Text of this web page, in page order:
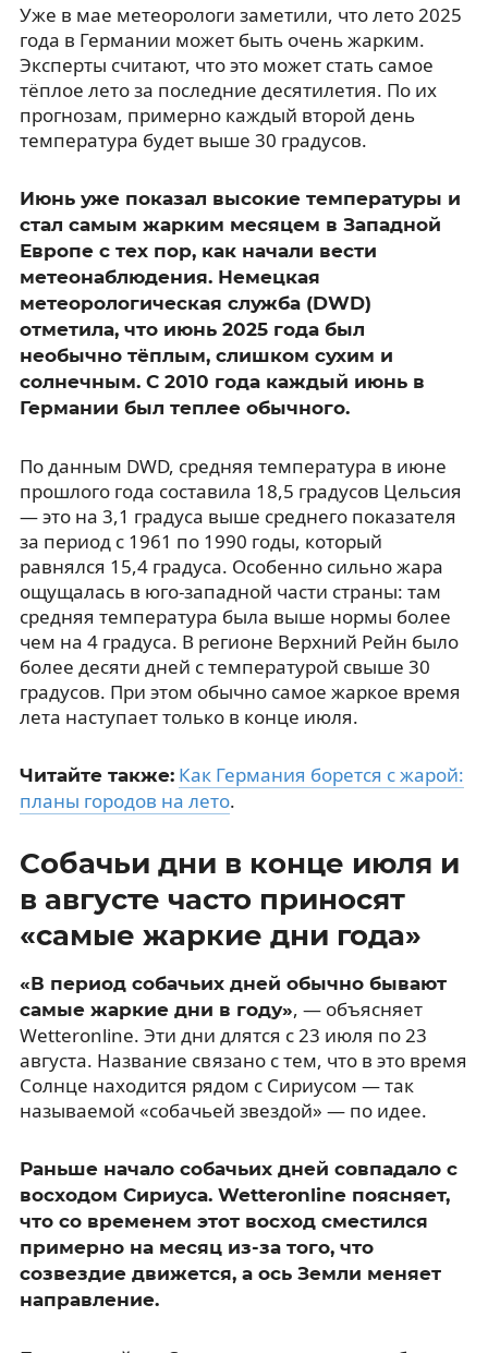
Уже в мае метеорологи заметили, что лето 2025
года в Германии может быть очень жарким.
Эксперты считают, что это может стать самое
тёплое лето за последние десятилетия. По их
прогнозам, примерно каждый второй день
температура будет выше 30 градусов.
Июнь уже показал высокие температуры и
стал самым жарким месяцем в Западной
Европе с тех пор, как начали вести
метеонаблюдения. Немецкая
метеорологическая служба (DWD)
отметила, что июнь 2025 года был
необычно тёплым, слишком сухим и
солнечным. С 2010 года каждый июнь в
Германии был теплее обычного.
По данным DWD, средняя температура в июне
прошлого года составила 18,5 градусов Цельсия
— это на 3,1 градуса выше среднего показателя
за период с 1961 по 1990 годы, который
равнялся 15,4 градуса. Особенно сильно жара
ощущалась в юго-западной части страны: там
средняя температура была выше нормы более
чем на 4 градуса. В регионе Верхний Рейн было
более десяти дней с температурой свыше 30
градусов. При этом обычно самое жаркое время
лета наступает только в конце июля.
Читайте также: Как Германия борется с жарой:
планы городов на лето.
Собачьи дни в конце июля и
в августе часто приносят
«самые жаркие дни года»
«В период собачьих дней обычно бывают
самые жаркие дни в году», — объясняет
Wetteronline. Эти дни длятся с 23 июля по 23
августа. Название связано с тем, что в это время
Солнце находится рядом с Сириусом — так
называемой «собачьей звездой» — по идее.
Раньше начало собачьих дней совпадало с
восходом Сириуса. Wetteronline поясняет,
что со временем этот восход сместился
примерно на месяц из-за того, что
созвездие движется, а ось Земли меняет
направление.